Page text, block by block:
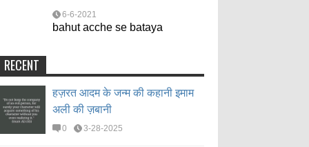
6-6-2021
bahut acche se bataya
RECENT
हज़रत आदम के जन्म की कहानी इमाम
अली की ज़बानी
0 3-28-2025